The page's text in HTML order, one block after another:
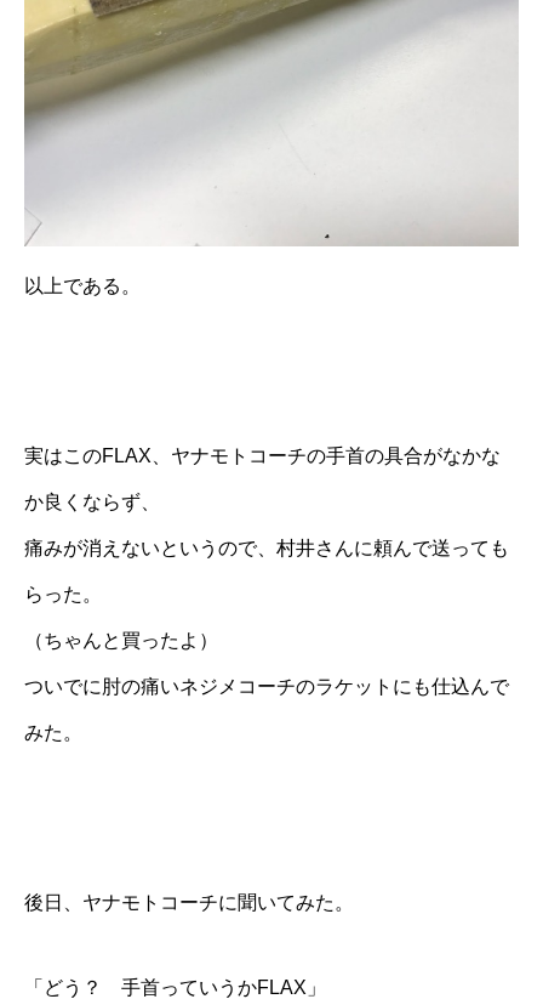
以上である。
実はこのFLAX、ヤナモトコーチの手首の具合がなかな
か良くならず、
痛みが消えないというので、村井さんに頼んで送っても
らった。
（ちゃんと買ったよ）
ついでに肘の痛いネジメコーチのラケットにも仕込んで
みた。
後日、ヤナモトコーチに聞いてみた。
「どう？ 手首っていうかFLAX」